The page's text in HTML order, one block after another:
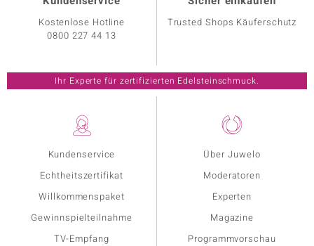
Kundenservice
Echtheitszertifikat
Willkommenspaket
Gewinnspielteilnahme
TV-Empfang
Über Juwelo
Moderatoren
Experten
Magazine
Programmvorschau
Kostenlose Hotline
0800 227 44 13
Trusted Shops Käuferschutz
Ihr Experte für zertifizierten Edelsteinschmuck.